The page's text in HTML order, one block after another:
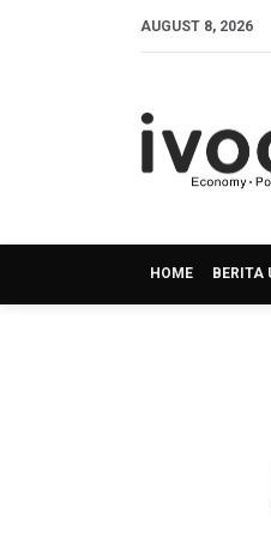
AUGUST 8, 2026
HOME BERITA